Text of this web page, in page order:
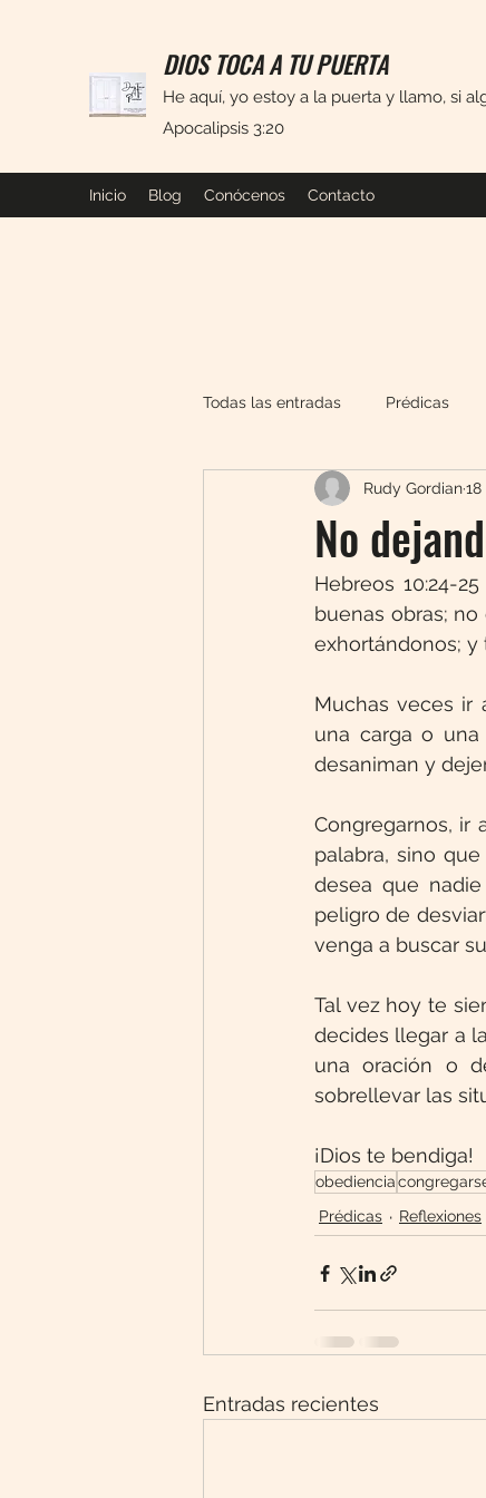
DIOS TOCA A TU PUERTA
He aquí, yo estoy a la puerta y llamo, si
Apocalipsis 3:20
Inicio Blog Conócenos Contacto
Todas las entradas Prédicas
No
Rudy Gordian
Hebreos 10:24-
buenas obras;
exhortándonos; y
Muchas veces ir
una carga o
desaniman y
Congregarnos, ir
palabra, sino
desea que
peligro de
venga a buscar
Tal vez hoy te
decides llegar a
una oración o
sobrellevar las
¡Dios te bendiga!
obediencia
Prédicas
Reflexiones
Entradas recientes